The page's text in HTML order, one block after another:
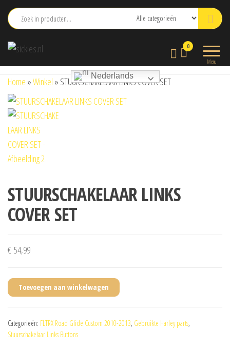
naar
inhoud
Menu
0
Nederlands
Home »Winkel » STUURSCHAKELAAR LINKS COVER SET
STUURSCHAKELAAR LINKS
COVER SET
€ 54,99
Toevoegen aan winkelwagen
Categorieën: FLTRX Road Glide Custom 2010-2013, Gebruikte Harley parts,
Stuurschakelaar Links Buttons